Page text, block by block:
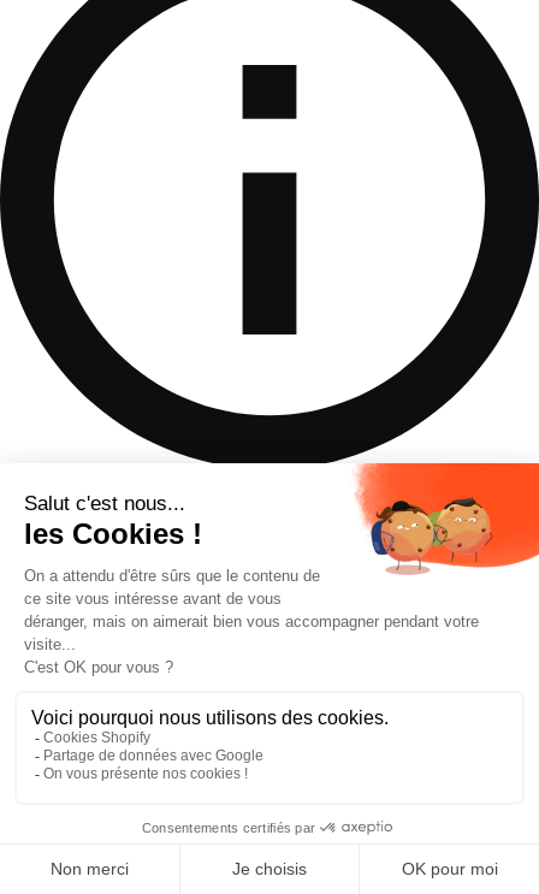
Ce produit n'est pas disponible dans la taille de ski que vous
avez sélectionnée.
Trouver un revendeur